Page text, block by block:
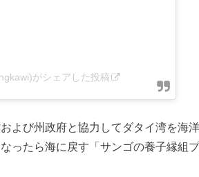
がシェアした投稿
よび州政府と協力してダタイ湾を海
ったら海に戻す「サンゴの養子縁組